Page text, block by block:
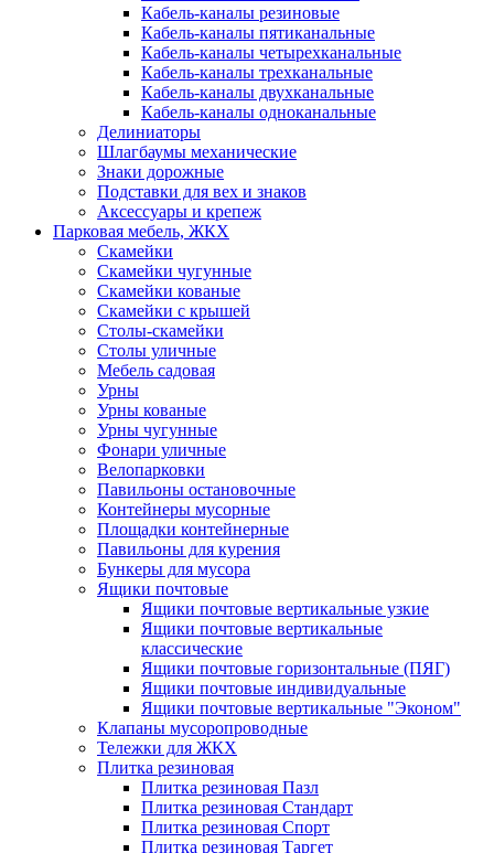
Кабель-каналы резиновые
Кабель-каналы пятиканальные
Кабель-каналы четырехканальные
Кабель-каналы трехканальные
Кабель-каналы двухканальные
Кабель-каналы одноканальные
Делиниаторы
Шлагбаумы механические
Знаки дорожные
Подставки для вех и знаков
Аксессуары и крепеж
Парковая мебель, ЖКХ
Скамейки
Скамейки чугунные
Скамейки кованые
Скамейки с крышей
Столы-скамейки
Столы уличные
Мебель садовая
Урны
Урны кованые
Урны чугунные
Фонари уличные
Велопарковки
Павильоны остановочные
Контейнеры мусорные
Площадки контейнерные
Павильоны для курения
Бункеры для мусора
Ящики почтовые
Ящики почтовые вертикальные узкие
Ящики почтовые вертикальные
классические
Ящики почтовые горизонтальные (ПЯГ)
Ящики почтовые индивидуальные
Ящики почтовые вертикальные "Эконом"
Клапаны мусоропроводные
Тележки для ЖКХ
Плитка резиновая
Плитка резиновая Пазл
Плитка резиновая Стандарт
Плитка резиновая Спорт
Плитка резиновая Таргет